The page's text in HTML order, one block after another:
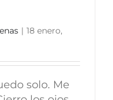
| 18 enero,
solo. Me